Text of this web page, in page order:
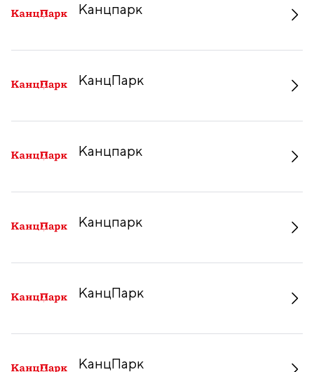
Канцпарк
КанцПарк
Канцпарк
Канцпарк
КанцПарк
КанцПарк